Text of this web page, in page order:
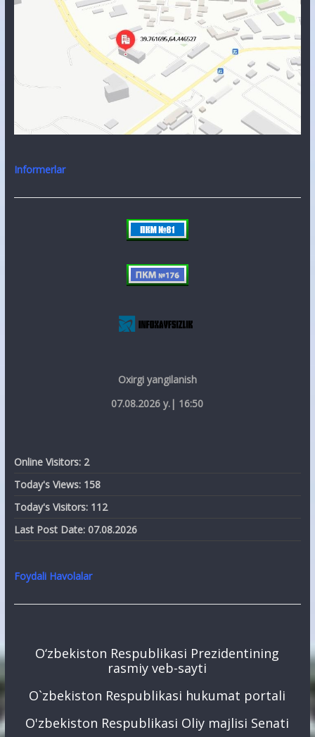
Informerlar
Oxirgi yangilanish
07.08.2026 y.| 16:50
Online Visitors: 2
Today's Views: 158
Today's Visitors: 112
Last Post Date: 07.08.2026
Foydali Havolalar
O‘zbekiston Respublikasi Prezidentining
rasmiy veb-sayti
O`zbekiston Respublikasi hukumat portali
O'zbekiston Respublikasi Oliy majlisi Senati